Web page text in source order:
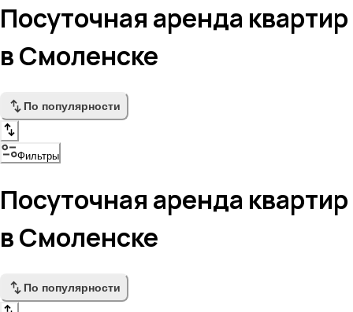
Посуточная аренда квартир
в Смоленске
По популярности
Фильтры
Посуточная аренда квартир
в Смоленске
По популярности